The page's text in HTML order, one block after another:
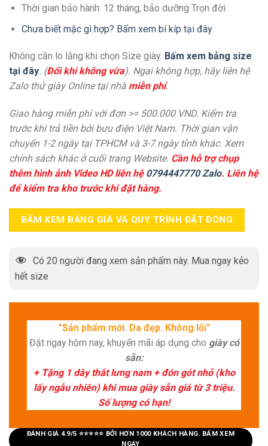
Thời gian bảo hành: 12 tháng, bảo dưỡng Trọn đời
Chưa biết mặc gì hợp? Bấm xem bí kíp tại đây
Không cần lo lắng khi chọn Size giày. Bấm xem bảng size
tại đây. (Đổi khi không vừa). Ngại không hợp, hãy liên hệ
Zalo thử giày Online tại nhà miễn phí.
Giao hàng miễn phí với đơn >= 500.000 VND. Kiểm tra
trước khi trả tiền bởi bưu điện Việt Nam. Thời gian vận
chuyển 1-2 ngày tại TPHCM và 3-7 ngày tỉnh khác. Xem
chính sách khác ở cuối trang Website. Cần hỗ trợ chụp
thêm hình ảnh Video HD liên hệ 0794447770 Zalo. Liên hệ
để kiểm tra kho trước khi đặt hàng.
BẤM XEM BẢNG GIÁ VÀ QUY TRÌNH ĐẶT ĐÓNG
Có 20 người đang xem sản phẩm này. Mua ngay kẻo
hết size
"Sản phẩm mới. Da đẹp. Không lỗi"
Đặt ngay hôm nay, khuyến mãi áp dụng cho giày có
sẵn:
+ Tặng 1 dây thắt lưng nam + đón gót nhỏ (kho
lấy ngẫu nhiên) khi mua giày sẵn giá từ 3 triệu.
Số lượng có hạn!
ĐÁNH GIÁ 4.9/5 ⭐⭐⭐⭐⭐ BỞI HƠN 1000 KHÁCH HÀNG. BẤM XEM
NGAY